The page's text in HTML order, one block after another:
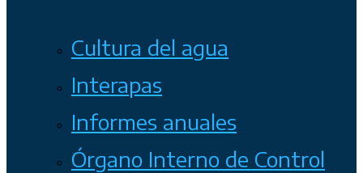
Cultura del agua
Interapas
Informes anuales
Órgano Interno de Control